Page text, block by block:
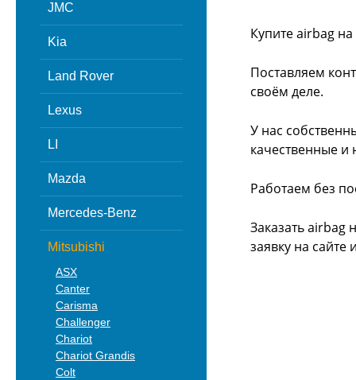
JMC
Kia
Land Rover
Lexus
LI
Mazda
Mercedes-Benz
Mitsubishi
ASX
Canter
Carisma
Challenger
Chariot
Chariot Grandis
Colt
Купите airbag
Поставляем
своём деле.
У нас
качественные и
Работаем без
Заказать
заявку на сайте